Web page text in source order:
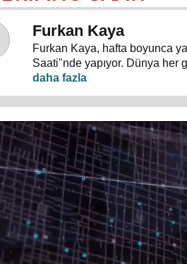
Furkan Kaya
Furkan Kaya, hafta boyunca
Saati"nde yapıyor. Dünya her
yoğun, akış hızlı... Siyasi
"Nasıl?" sorularının
Pazartesi günü 20.00’de 24